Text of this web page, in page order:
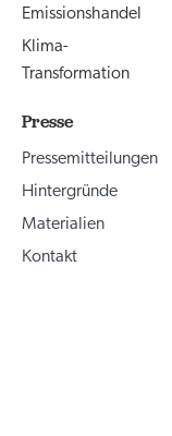
Emissionshandel
Klima-
Transformation
Presse
Pressemitteilungen
Hintergründe
Materialien
Kontakt